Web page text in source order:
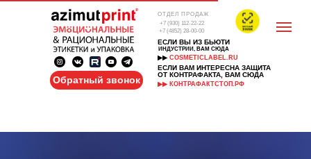
+7 (4852) 28-00-00
Обратный звонок
+7 (930) 112-22-22
ОТДЕЛ ПРОДАЖ
ИНДУСТРИИ, ВАМ СЮДА
ЕСЛИ ВЫ ИЗ БЬЮТИ
▶▶ COSMETICLABEL.RU
ЕСЛИ ВАМ ИНТЕРЕСНА ЗАЩИТА
ОТ КОНТРАФАКТА, ВАМ СЮДА
▶▶ КОНТРАФАКТСТОП.РФ